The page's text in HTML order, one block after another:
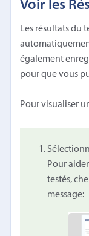
Voir les
Les résultats du
également
pour que vous
Pour visualiser
Pour
testés,
message: